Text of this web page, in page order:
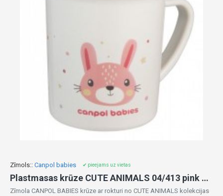
Zīmols:: Canpol babies ✔ pieejams uz vietas
Plastmasas krūze CUTE ANIMALS 04/413 pink RABBIT
Zīmola CANPOL BABIES krūze ar rokturi no CUTE ANIMALS kolekcijas